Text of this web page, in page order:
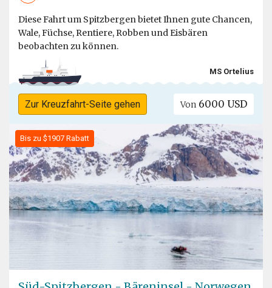
Diese Fahrt um Spitzbergen bietet Ihnen gute Chancen,
Wale, Füchse, Rentiere, Robben und Eisbären
beobachten zu können.
MS Ortelius
Zur Kreuzfahrt-Seite gehen Von 6000 USD
Bis zu $1907 Rabatt